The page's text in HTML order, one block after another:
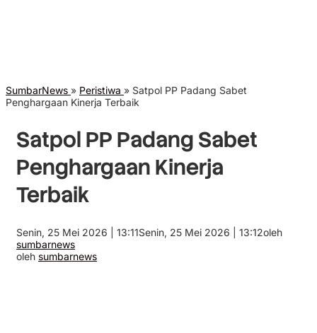
SumbarNews » Peristiwa » Satpol PP Padang Sabet
Penghargaan Kinerja Terbaik
Satpol PP Padang Sabet
Penghargaan Kinerja
Terbaik
Senin, 25 Mei 2026 | 13:11Senin, 25 Mei 2026 | 13:12oleh
sumbarnews
oleh sumbarnews